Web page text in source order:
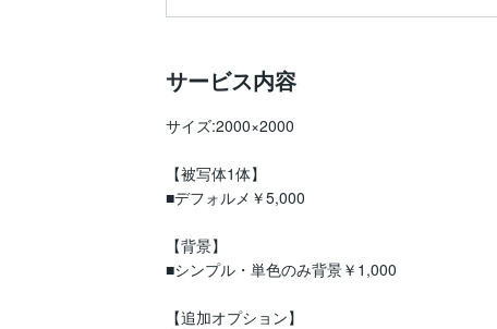
サービス内容
サイズ:2000×2000
【被写体1体】
■デフォルメ￥5,000
【背景】
■シンプル・単色のみ背景￥1,000
【追加オプション】